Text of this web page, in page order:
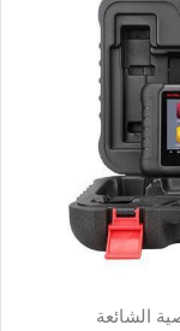
الشائعة